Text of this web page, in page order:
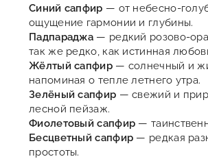
Синий сапфир — от небесно-
ощущение гармонии и глубины.
Падпараджа — редкий розово-
так же редко, как истинная
Жёлтый сапфир— солнечный и
напоминая о тепле летнего утра.
Зелёный сапфир — свежий и
лесной пейзаж.
Фиолетовый сапфир —
Бесцветный сапфир — редкая
простоты.